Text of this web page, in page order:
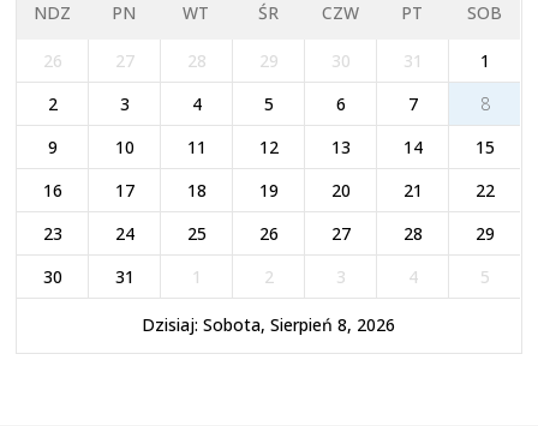
NDZ PN WT ŚR CZW PT SOB
26 27 28 29 30 31
1
2
3 4 5 6 7
8
9
10 11 12 13 14
15
16
17 18 19 20 21
22
23
24 25 26 27 28
29
30
31 1 2 3 4 5
Dzisiaj: Sobota, Sierpień 8, 2026